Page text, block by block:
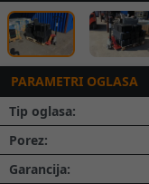
Prethodna
PARAMETRI OGLASA
Tip oglasa:
Porez:
Garancija: